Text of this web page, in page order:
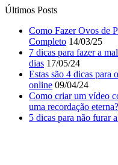
Últimos Posts
Como Fazer Ovos de
Completo 14/03/25
7 dicas para fazer a
dias 17/05/24
Estas são 4 dicas para
online 09/04/24
Como criar um vídeo
uma recordação eterna?
5 dicas para não furar